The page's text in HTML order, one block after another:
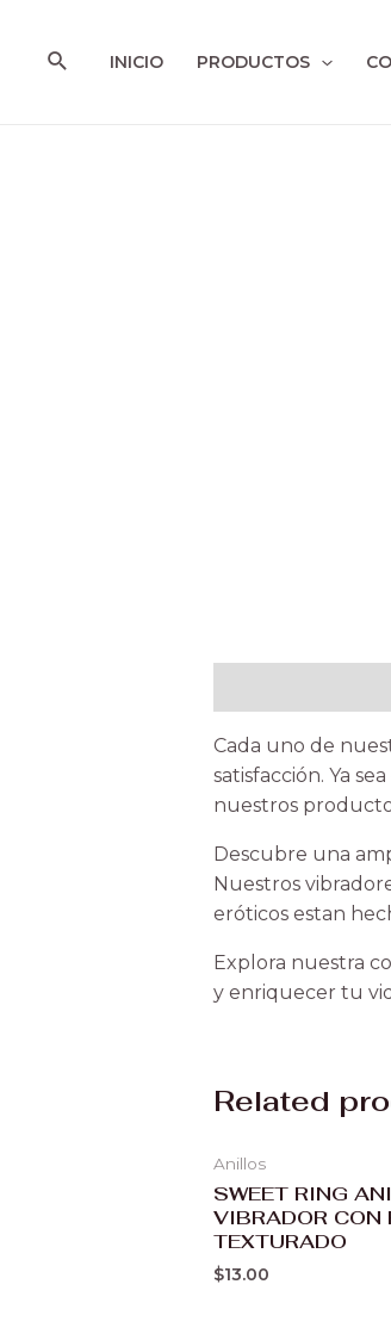
contenido
BuscarINICIO PRODUCTOS
Cada uno de
satisfacción. Ya
nuestros
Descubre una
Nuestros
eróticos estan
Explora nuestra
y enriquecer tu
Related
Anillos
SWEET RING
VIBRADOR CON
TEXTURADO
$13.00